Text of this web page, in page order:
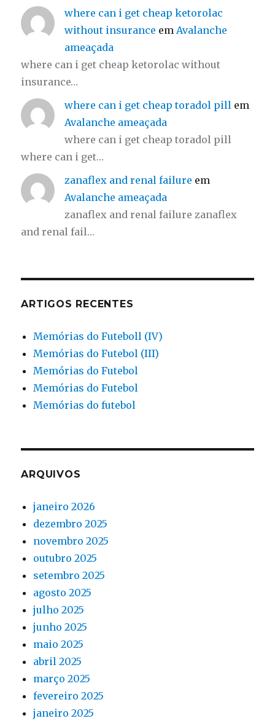
where can i get cheap ketorolac
without insurance em Avalanche
ameaçada
where can i get cheap ketorolac without
insurance…
where can i get cheap toradol pill em
Avalanche ameaçada
where can i get cheap toradol pill
where can i get…
zanaflex and renal failure em
Avalanche ameaçada
zanaflex and renal failure zanaflex
and renal fail…
ARTIGOS RECENTES
Memórias do Futeboll (IV)
Memórias do Futebol (III)
Memórias do Futebol
Memórias do Futebol
Memórias do futebol
ARQUIVOS
janeiro 2026
dezembro 2025
novembro 2025
outubro 2025
setembro 2025
agosto 2025
julho 2025
junho 2025
maio 2025
abril 2025
março 2025
fevereiro 2025
janeiro 2025